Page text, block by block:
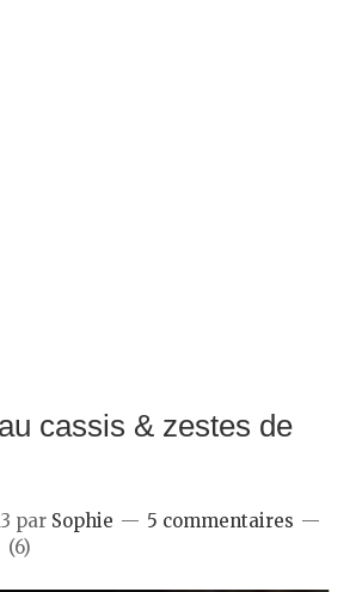
cassis & zestes de
par Sophie
5 commentaires
(6)